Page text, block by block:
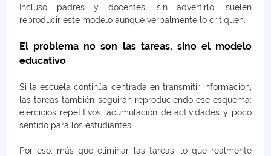
Incluso padres y docentes, sin advertirlo, suelen
reproducir este modelo aunque verbalmente lo critiquen.
El problema no son las tareas, sino el modelo
educativo
Si la escuela continúa centrada en transmitir información,
las tareas también seguirán reproduciendo ese esquema:
ejercicios repetitivos, acumulación de actividades y poco
sentido para los estudiantes.
Por eso, más que eliminar las tareas, lo que realmente